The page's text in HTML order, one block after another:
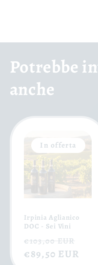
Potrebbe
anche
In offerta
Irpinia Aglianico
DOC - Sei Vini
Prezzo
di
€103,00 EUR
€89,50 EUR